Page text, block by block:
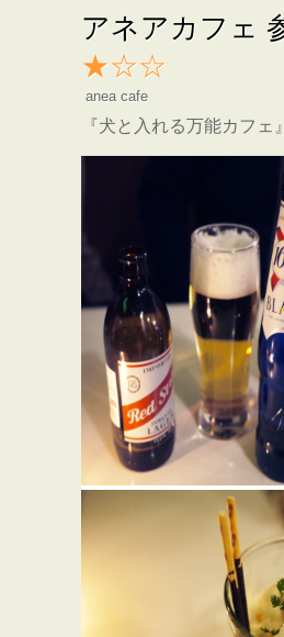
アネアカフェ
★☆☆
anea cafe
『犬と入れる万能カフェ』